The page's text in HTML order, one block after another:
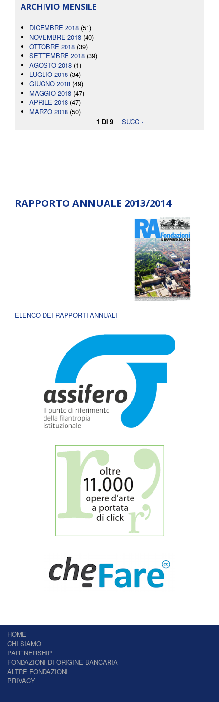
ARCHIVIO MENSILE
DICEMBRE 2018 (51)
NOVEMBRE 2018 (40)
OTTOBRE 2018 (39)
SETTEMBRE 2018 (39)
AGOSTO 2018 (1)
LUGLIO 2018 (34)
GIUGNO 2018 (49)
MAGGIO 2018 (47)
APRILE 2018 (47)
MARZO 2018 (50)
1 DI 9
SUCC ›
RAPPORTO ANNUALE 2013/2014
ELENCO DEI RAPPORTI ANNUALI
HOME
CHI SIAMO
PARTNERSHIP
FONDAZIONI DI ORIGINE BANCARIA
ALTRE FONDAZIONI
PRIVACY